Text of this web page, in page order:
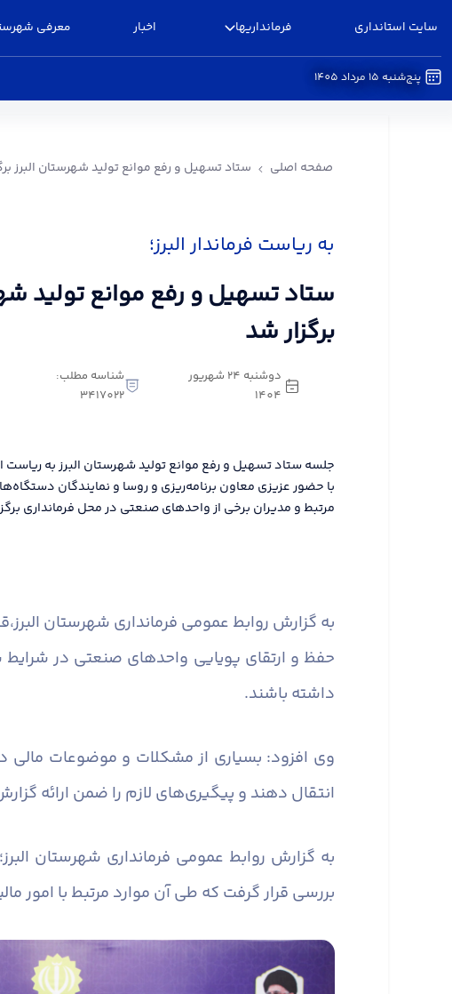
سایت استانداری فرمانداریها اخبار معرفی
پنج‌شنبه 15 مرداد 1405
صفحه اصلی ستاد تسهیل و رفع موانع تولید شهرستان البرز
به ریاست فرماندار البرز؛
ستاد تسهیل و رفع موانع تولید
برگزار شد
دوشنبه 24 شهریور
1404
شناسه مطلب:
3417022
جلسه ستاد تسهیل و رفع موانع تولید شهرستان البرز به ریاست
با حضور عزیزی معاون برنامه‌ریزی و روسا و نمایندگان
مرتبط و مدیران برخی از واحدهای صنعتی در محل فرمانداری
به گزارش روابط عمومی فرمانداری شهرستان البرز،
حفظ و ارتقای پویایی واحدهای صنعتی در
داشته باشند.
وی افزود: بسیاری از مشکلات و موضوعات مالی
انتقال دهند و پیگیری‌های لازم را ضمن ارائه
به گزارش روابط عمومی فرمانداری شهرستان
بررسی قرار گرفت که طی آن موارد مرتبط با امور